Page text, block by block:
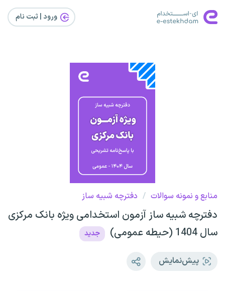
ورود | ثبت‌ نام
منابع و نمونه سوالات / دفترچه شبیه ساز
دفترچه شبیه ساز آزمون استخدامی ویژه بانک مرکزی
سال 1404 (حیطه عمومی)
جدید
پیش‌نمایش